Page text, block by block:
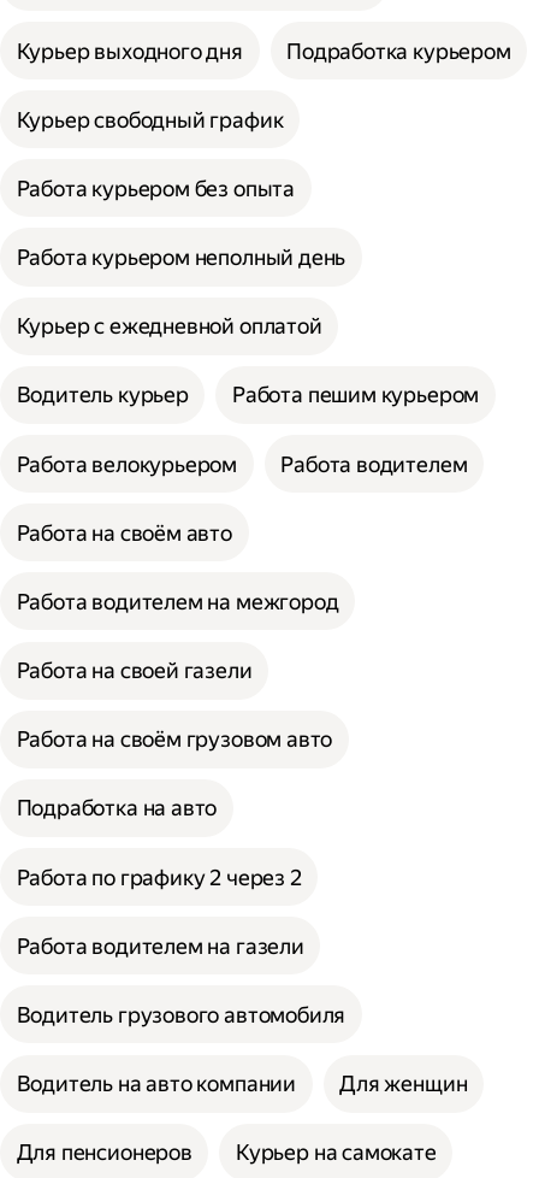
Курьер выходного дня Подработка курьером
Курьер свободный график
Работа курьером без опыта
Работа курьером неполный день
Курьер с ежедневной оплатой
Водитель курьер Работа пешим курьером
Работа велокурьером Работа водителем
Работа на своём авто
Работа водителем на межгород
Работа на своей газели
Работа на своём грузовом авто
Подработка на авто
Работа по графику 2 через 2
Работа водителем на газели
Водитель грузового автомобиля
Водитель на авто компании Для женщин
Для пенсионеров Курьер на самокате